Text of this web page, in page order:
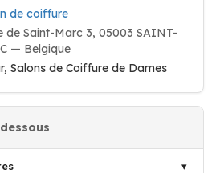
de coiffure
de Saint-Marc 3, 05003 SAINT-
— Belgique
Salons de Coiffure de Dames